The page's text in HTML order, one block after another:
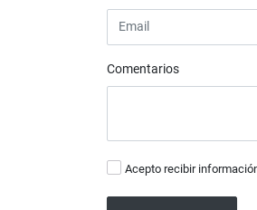
Comentarios
Acepto recibir